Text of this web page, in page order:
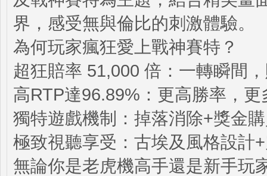
界，感受無與倫比的刺激體驗。
為何玩家瘋狂愛上戰神賽特？
超狂賠率 51,000 倍：一轉瞬間
高RTP達96.89%：更高勝率，
獨特遊戲機制：掉落消除+獎金
極致視聽享受：古埃及風格設計
無論你是老虎機高手還是新手玩